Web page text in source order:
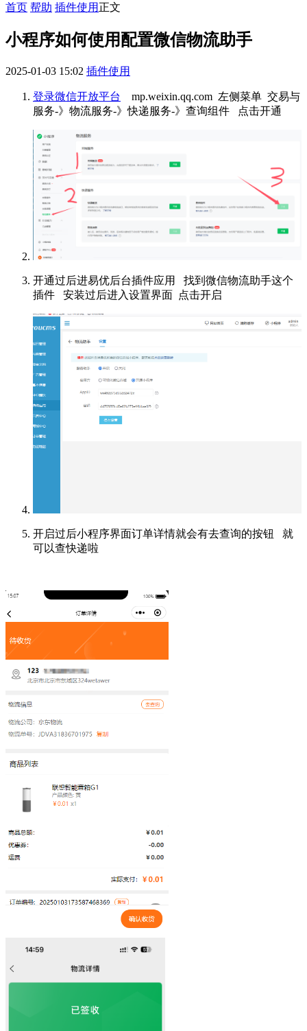
首页 帮助 插件使用 正文
小程序如何使用配置微信物流助手
2025-01-03 15:02 插件使用
登录微信开放平台
mp.weixin.qq.com 左侧菜单 交易与
服务-》物流服务-》快递服务-》查询组件 点击开通
开通过后进易优后台插件应用 找到微信物流助手这个
插件 安装过后进入设置界面 点击开启
开启过后小程序界面订单详情就会有去查询的按钮 就
可以查快递啦